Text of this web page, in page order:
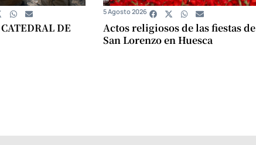
DE
Actos religiosos de las fiestas de
San Lorenzo en Huesca
5 Agosto 2026